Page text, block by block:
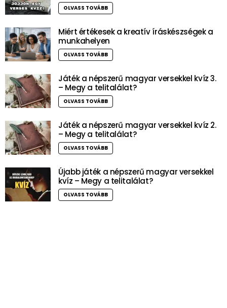
OLVASS TOVÁBB
Miért értékesek a kreatív íráskészségek a
munkahelyen
OLVASS TOVÁBB
Játék a népszerű magyar versekkel kvíz 3.
– Megy a telitalálat?
OLVASS TOVÁBB
Játék a népszerű magyar versekkel kvíz 2.
– Megy a telitalálat?
OLVASS TOVÁBB
Újabb játék a népszerű magyar versekkel
kvíz – Megy a telitalálat?
OLVASS TOVÁBB